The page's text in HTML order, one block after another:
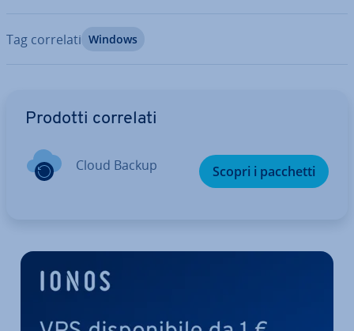
Tag correlati Windows
Prodotti correlati
Cloud Backup Scopri i pacchetti